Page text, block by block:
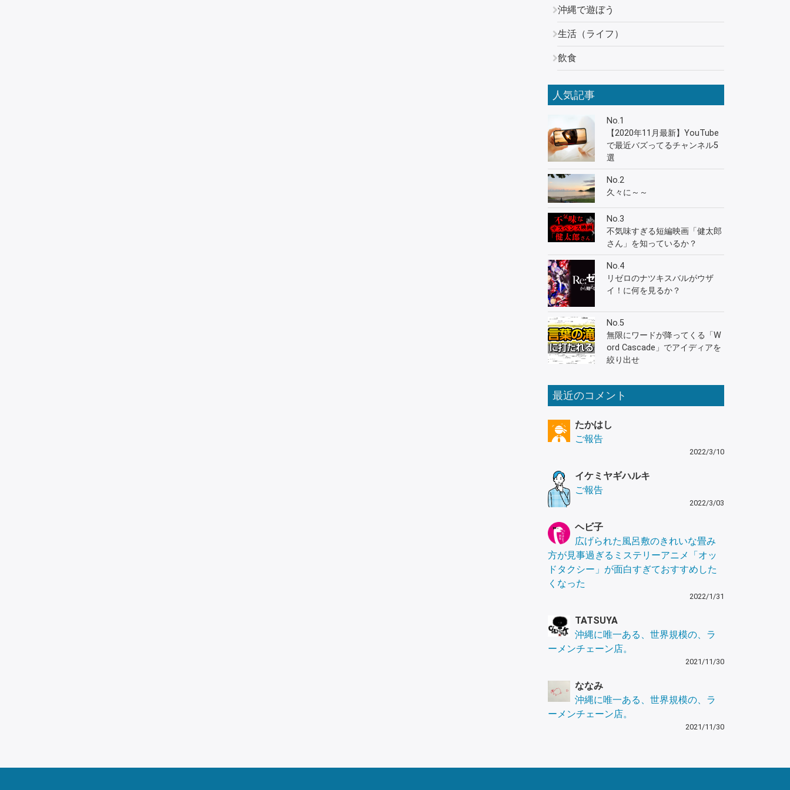
沖縄で遊ぼう
生活（ライフ）
飲食
人気記事
No.1
【2020年11月最新】YouTube
で最近バズってるチャンネル5
選
No.2
久々に～～
No.3
不気味すぎる短編映画「健太郎
さん」を知っているか？
No.4
リゼロのナツキスバルがウザ
イ！に何を見るか？
No.5
無限にワードが降ってくる「W
ord Cascade」でアイディアを
絞り出せ
最近のコメント
たかはし
ご報告
2022/3/10
イケミヤギハルキ
ご報告
2022/3/03
ヘビ子
広げられた風呂敷のきれいな畳み
方が見事過ぎるミステリーアニメ「オッ
ドタクシー」が面白すぎておすすめした
くなった
2022/1/31
TATSUYA
沖縄に唯一ある、世界規模の、ラ
ーメンチェーン店。
2021/11/30
ななみ
沖縄に唯一ある、世界規模の、ラ
ーメンチェーン店。
2021/11/30